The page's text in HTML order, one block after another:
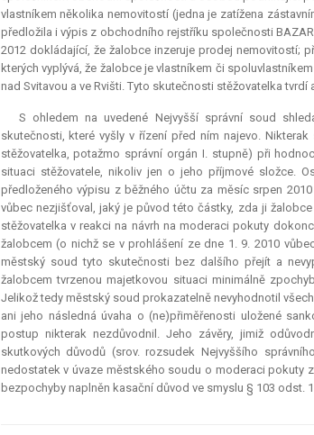
vlastníkem několika nemovitostí (jedna je zatížena
předložila i výpis z obchodního rejstříku společnosti
2012 dokládající, že žalobce inzeruje prodej nemovitostí;
kterých vyplývá, že žalobce je vlastníkem či
nad Svitavou a ve Rvišti. Tyto skutečnosti stěžovatelka
S ohledem na uvedené Nejvyšší správní soud
skutečnosti, které vyšly v řízení před ním najevo.
stěžovatelka, potažmo správní orgán I. stupně) při
situaci stěžovatele, nikoliv jen o jeho příjmové složce.
předloženého výpisu z běžného účtu za měsíc srpen
vůbec nezjišťoval, jaký je původ této částky, zda ji
stěžovatelka v reakci na návrh na moderaci pokuty
žalobcem (o nichž se v prohlášení ze dne 1. 9. 2010
městský soud tyto skutečnosti bez dalšího přejít a
žalobcem tvrzenou majetkovou situaci minimálně
Jelikož tedy městský soud prokazatelně nevyhodnotil
ani jeho následná úvaha o (ne)přiměřenosti uložené
postup nikterak nezdůvodnil. Jeho závěry, jimiž
skutkových důvodů (srov. rozsudek Nejvyššího
nedostatek v úvaze městského soudu o moderaci pokuty
bezpochyby naplněn kasační důvod ve smyslu § 103 odst.